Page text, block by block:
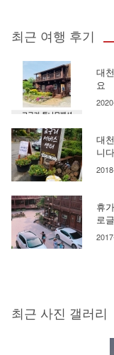
최근 여행 후기
대
요
대
니다
휴
로
최근 사진 갤러리